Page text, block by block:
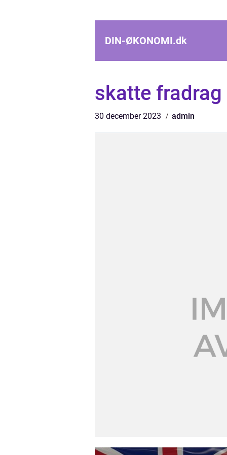
DIN-ØKONOMI.dk
skatte fradrag
30 december 2023 admin